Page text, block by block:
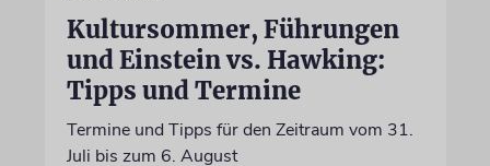
Kultursommer, Führungen
und Einstein vs. Hawking:
Tipps und Termine
Termine und Tipps für den Zeitraum vom 31.
Juli bis zum 6. August